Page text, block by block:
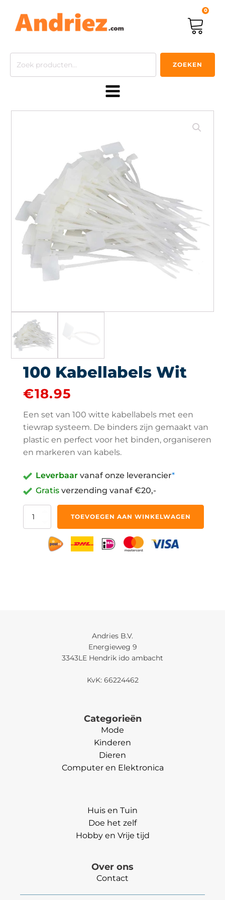
0
Zoeken
ZOEKEN
100 Kabellabels Wit
€18.95
Een set van 100 witte kabellabels met een
tiewrap systeem. De binders zijn gemaakt van
plastic en perfect voor het binden, organiseren
en markeren van kabels.
Leverbaar vanaf onze leverancier*
Gratis verzending vanaf €20,-
100
TOEVOEGEN AAN WINKELWAGEN
Andries B.V.
Energieweg 9
3343LE Hendrik ido ambacht
KvK: 66224462
Categorieën
Mode
Kinderen
Dieren
Computer en Elektronica
Huis en Tuin
Doe het zelf
Hobby en Vrije tijd
Over ons
Contact